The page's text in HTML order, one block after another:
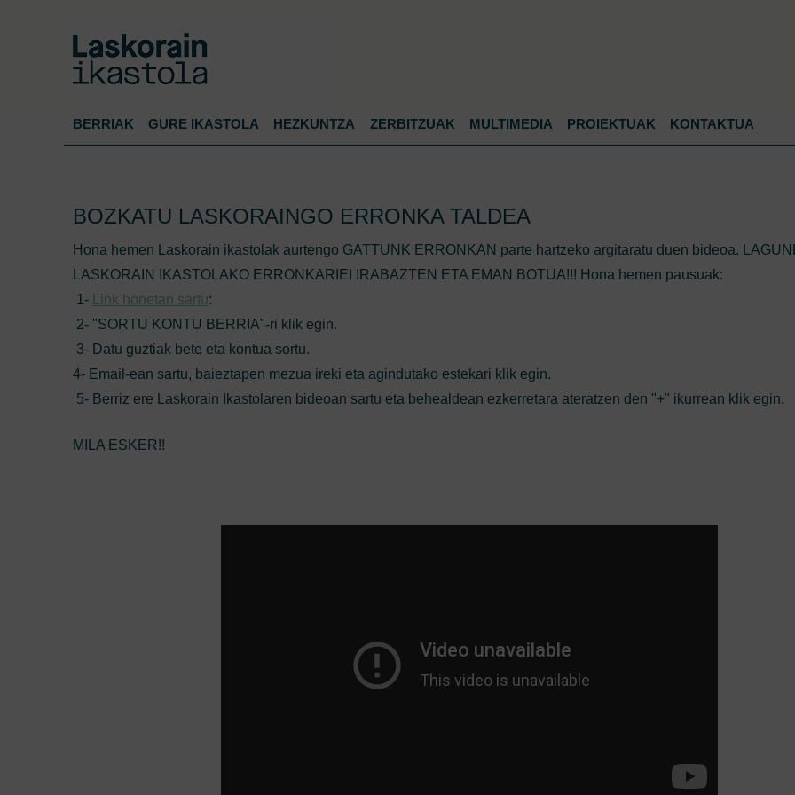
BERRIAK GURE IKASTOLA HEZKUNTZA ZERBITZUAK MULTIMEDIA PROIEKTUAK KONTAKTUA
BOZKATU LASKORAINGO ERRONKA TALDEA
Hona hemen Laskorain ikastolak aurtengo GATTUNK ERRONKAN parte hartzeko argitaratu duen bideoa.
LASKORAIN IKASTOLAKO ERRONKARIEI IRABAZTEN ETA EMAN BOTUA!!! Hona hemen pausuak:
1-
Link honetan sartu:
2- "SORTU KONTU BERRIA"-ri klik egin.
3- Datu guztiak bete eta kontua sortu.
4- Email-ean sartu, baieztapen mezua ireki eta agindutako estekari klik egin.
5- Berriz ere Laskorain Ikastolaren bideoan sartu eta behealdean ezkerretara ateratzen den "+" ikurrean klik egin.
MILA ESKER!!